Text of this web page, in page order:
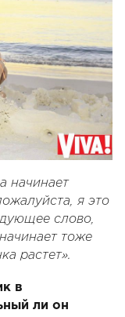
начинает
я это
слово,
тоже
растет».
в
ли он